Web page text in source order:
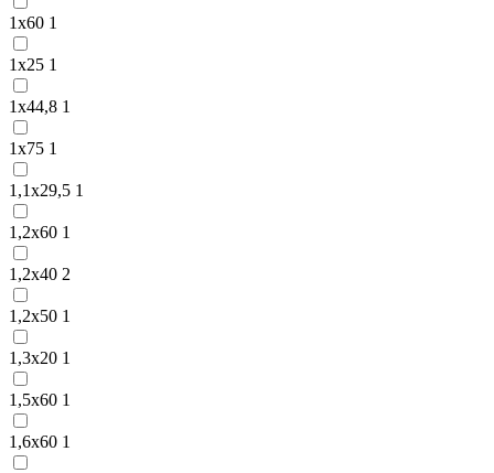
1х60 1
1х25 1
1х44,8 1
1х75 1
1,1х29,5 1
1,2х60 1
1,2х40 2
1,2х50 1
1,3х20 1
1,5х60 1
1,6х60 1